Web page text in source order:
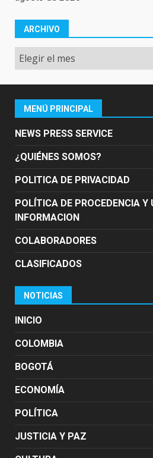
ARCHIVO
Archivo
MENÚ PRINCIPAL
NEWS PRESS SERVICE
¿QUIÉNES SOMOS?
POLITICA DE PRIVACIDAD
POLÍTICA DE PROCEDENCIA Y
INFORMACION
COLABORADORES
CLASIFICADOS
NOTICIAS
INICIO
COLOMBIA
BOGOTÁ
ECONOMÍA
POLÍTICA
JUSTICIA Y PAZ